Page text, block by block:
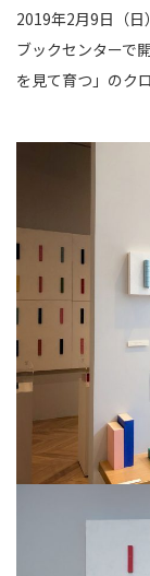
2019年2月9日（
ブックセンターで
を見て育つ」のク